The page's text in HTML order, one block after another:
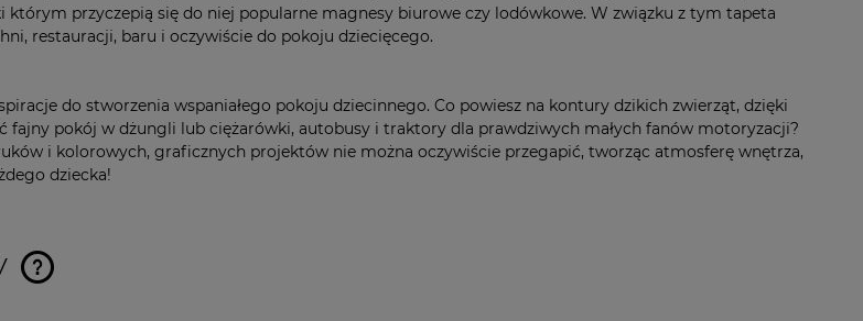
którym przyczepią się do niej popularne magnesy biurowe czy lodówkowe. W związku z tym tapeta
restauracji, baru i oczywiście do pokoju dziecięcego.
do stworzenia wspaniałego pokoju dziecinnego. Co powiesz na kontury dzikich zwierząt, dzięki
fajny pokój w dżungli lub ciężarówki, autobusy i traktory dla prawdziwych małych fanów motoryzacji?
i kolorowych, graficznych projektów nie można oczywiście przegapić, tworząc atmosferę wnętrza,
dziecka!